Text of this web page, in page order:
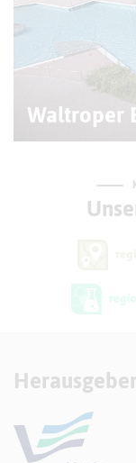
Waltroper
Herausgeber